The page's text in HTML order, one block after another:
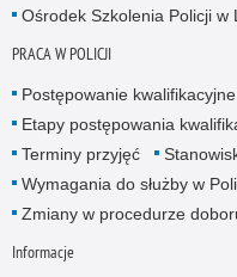
Ośrodek Szkolenia Policji w
PRACA W POLICJI
Postępowanie kwalifikacyjne
Etapy postępowania
Terminy przyjęć
Wymagania do służby w
Zmiany w procedurze
Informacje